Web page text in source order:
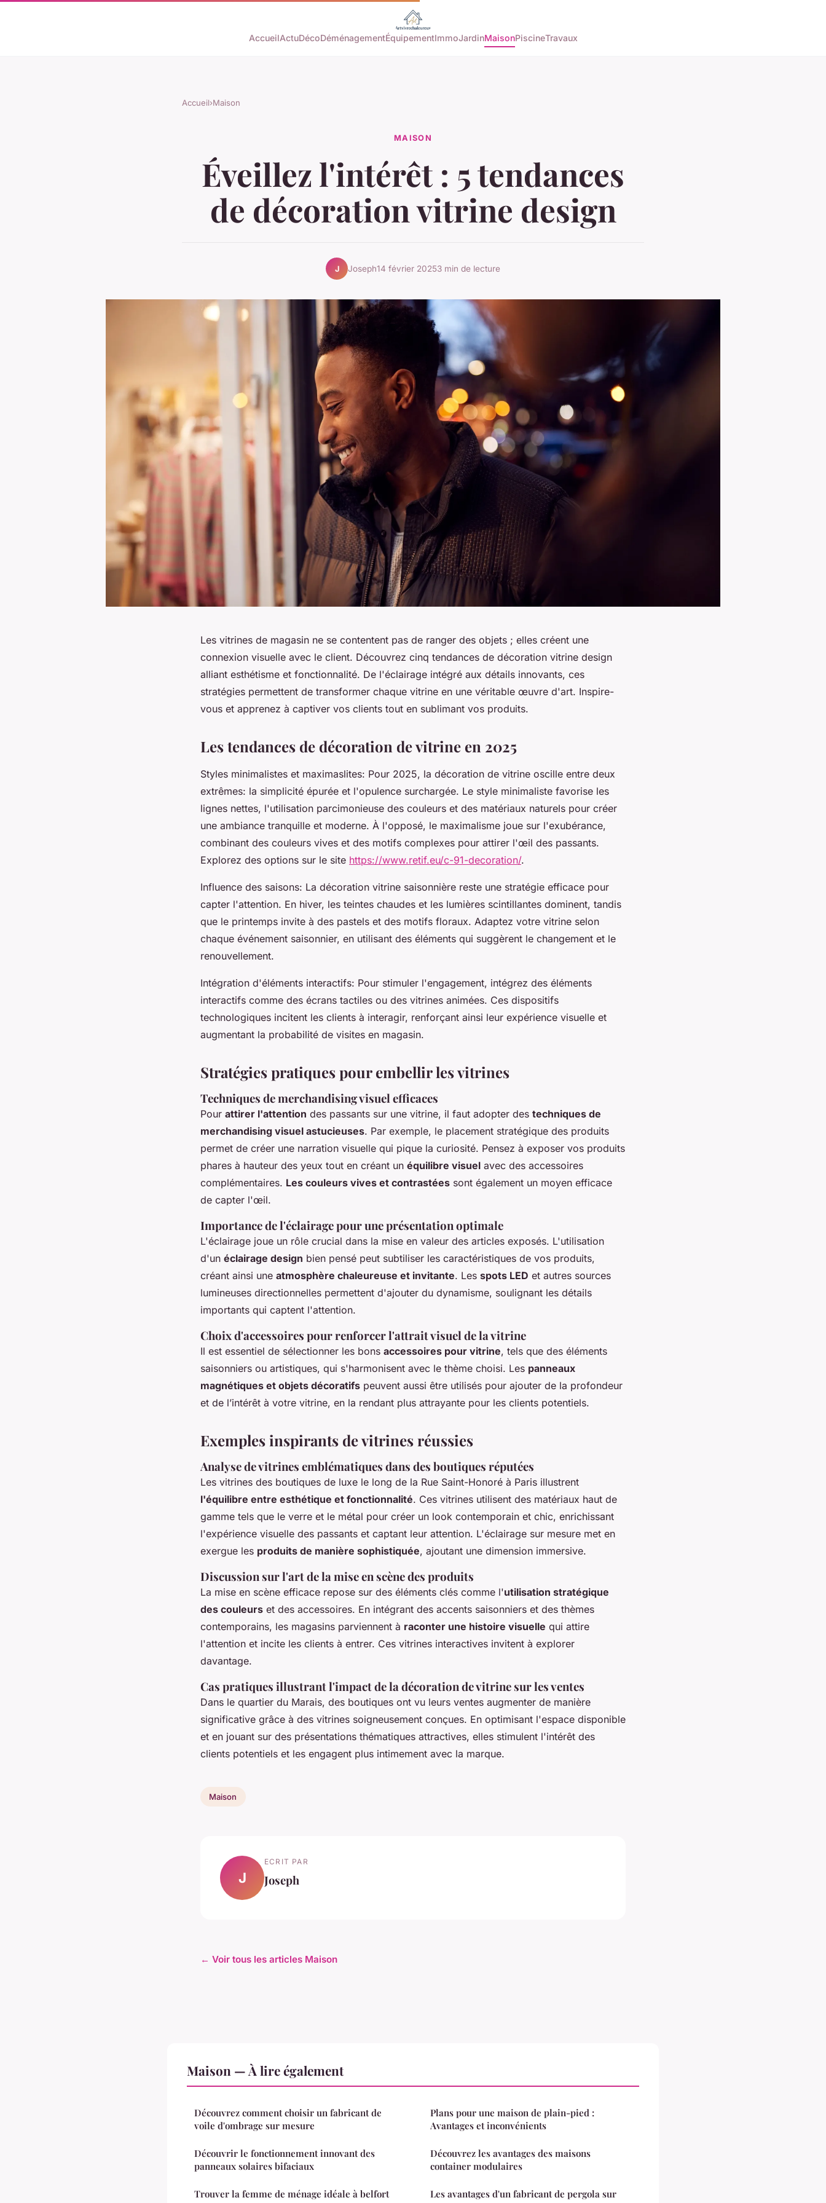
AccueilActuDécoDéménagementÉquipementImmoJardinMaisonPiscineTravaux
Accueil›Maison
MAISON
Éveillez l'intérêt : 5 tendances
de décoration vitrine design
J Joseph14 février 20253 min de lecture
Les vitrines de magasin ne se contentent pas de ranger des objets ; elles créent une
connexion visuelle avec le client. Découvrez cinq tendances de décoration vitrine design
alliant esthétisme et fonctionnalité. De l'éclairage intégré aux détails innovants, ces
stratégies permettent de transformer chaque vitrine en une véritable œuvre d'art. Inspire-
vous et apprenez à captiver vos clients tout en sublimant vos produits.
Les tendances de décoration de vitrine en 2025
Styles minimalistes et maximaslites: Pour 2025, la décoration de vitrine oscille entre deux
extrêmes: la simplicité épurée et l'opulence surchargée. Le style minimaliste favorise les
lignes nettes, l'utilisation parcimonieuse des couleurs et des matériaux naturels pour créer
une ambiance tranquille et moderne. À l'opposé, le maximalisme joue sur l'exubérance,
combinant des couleurs vives et des motifs complexes pour attirer l'œil des passants.
Explorez des options sur le site https://www.retif.eu/c-91-decoration/.
Influence des saisons: La décoration vitrine saisonnière reste une stratégie efficace pour
capter l'attention. En hiver, les teintes chaudes et les lumières scintillantes dominent, tandis
que le printemps invite à des pastels et des motifs floraux. Adaptez votre vitrine selon
chaque événement saisonnier, en utilisant des éléments qui suggèrent le changement et le
renouvellement.
Intégration d'éléments interactifs: Pour stimuler l'engagement, intégrez des éléments
interactifs comme des écrans tactiles ou des vitrines animées. Ces dispositifs
technologiques incitent les clients à interagir, renforçant ainsi leur expérience visuelle et
augmentant la probabilité de visites en magasin.
Stratégies pratiques pour embellir les vitrines
Techniques de merchandising visuel efficaces
Pour attirer l'attention des passants sur une vitrine, il faut adopter des techniques de
merchandising visuel astucieuses. Par exemple, le placement stratégique des produits
permet de créer une narration visuelle qui pique la curiosité. Pensez à exposer vos produits
phares à hauteur des yeux tout en créant un équilibre visuel avec des accessoires
complémentaires. Les couleurs vives et contrastées sont également un moyen efficace
de capter l'œil.
Importance de l'éclairage pour une présentation optimale
L'éclairage joue un rôle crucial dans la mise en valeur des articles exposés. L'utilisation
d'un éclairage design bien pensé peut subtiliser les caractéristiques de vos produits,
créant ainsi une atmosphère chaleureuse et invitante. Les spots LED et autres sources
lumineuses directionnelles permettent d'ajouter du dynamisme, soulignant les détails
importants qui captent l'attention.
Choix d'accessoires pour renforcer l'attrait visuel de la vitrine
Il est essentiel de sélectionner les bons accessoires pour vitrine, tels que des éléments
saisonniers ou artistiques, qui s'harmonisent avec le thème choisi. Les panneaux
magnétiques et objets décoratifs peuvent aussi être utilisés pour ajouter de la profondeur
et de l’intérêt à votre vitrine, en la rendant plus attrayante pour les clients potentiels.
Exemples inspirants de vitrines réussies
Analyse de vitrines emblématiques dans des boutiques réputées
Les vitrines des boutiques de luxe le long de la Rue Saint-Honoré à Paris illustrent
l'équilibre entre esthétique et fonctionnalité. Ces vitrines utilisent des matériaux haut de
gamme tels que le verre et le métal pour créer un look contemporain et chic, enrichissant
l'expérience visuelle des passants et captant leur attention. L'éclairage sur mesure met en
exergue les produits de manière sophistiquée, ajoutant une dimension immersive.
Discussion sur l'art de la mise en scène des produits
La mise en scène efficace repose sur des éléments clés comme l'utilisation stratégique
des couleurs et des accessoires. En intégrant des accents saisonniers et des thèmes
contemporains, les magasins parviennent à raconter une histoire visuelle qui attire
l'attention et incite les clients à entrer. Ces vitrines interactives invitent à explorer
davantage.
Cas pratiques illustrant l'impact de la décoration de vitrine sur les ventes
Dans le quartier du Marais, des boutiques ont vu leurs ventes augmenter de manière
significative grâce à des vitrines soigneusement conçues. En optimisant l'espace disponible
et en jouant sur des présentations thématiques attractives, elles stimulent l'intérêt des
clients potentiels et les engagent plus intimement avec la marque.
Maison
J
ECRIT PAR
Joseph
← Voir tous les articles Maison
Maison — À lire également
Découvrez comment choisir un fabricant de
voile d'ombrage sur mesure
Découvrir le fonctionnement innovant des
panneaux solaires bifaciaux
Trouver la femme de ménage idéale à belfort
Plans pour une maison de plain-pied :
Avantages et inconvénients
Découvrez les avantages des maisons
container modulaires
Les avantages d'un fabricant de pergola sur